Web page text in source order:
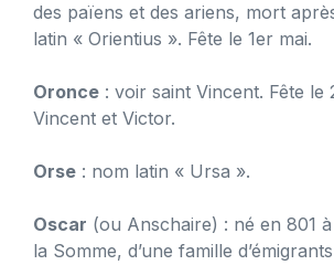
des païens et des ariens, mort
latin « Orientius ». Fête le 1er mai.
Oronce : voir saint Vincent. Fête le
Vincent et Victor.
Orse : nom latin « Ursa ».
Oscar (ou Anschaire) : né en 801
la Somme, d’une famille